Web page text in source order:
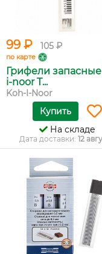
99 ₽ 105 ₽
по карте
Грифели
i-noor T...
Koh-I-Noor
Купить
На складе
Дата доставки: 12